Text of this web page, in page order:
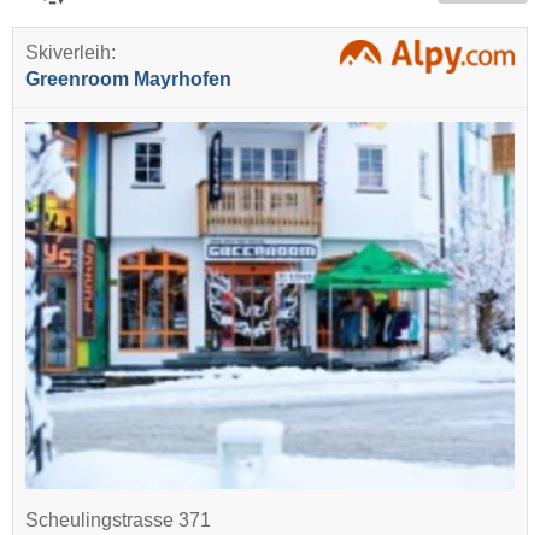
Skiverleih:
Greenroom Mayrhofen
Scheulingstrasse 371